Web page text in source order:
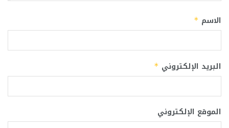
الاسم *
البريد الإلكتروني *
الموقع الإلكتروني